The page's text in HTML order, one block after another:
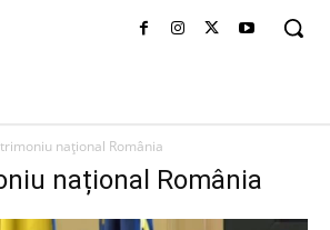
național România
național România